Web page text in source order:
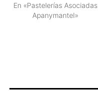
En «Pastelerías Asociadas
Apanymantel»